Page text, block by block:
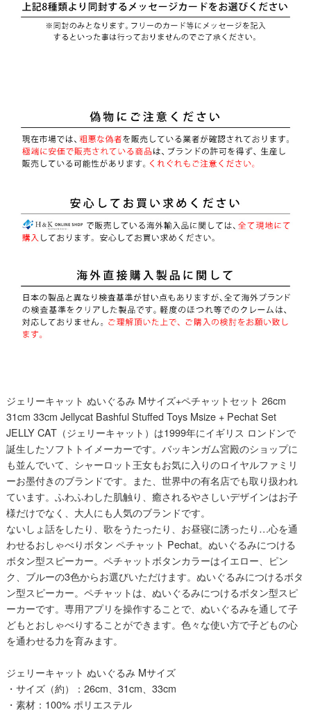
ジェリーキャット ぬいぐるみ Mサイズ+ペチャットセット 26cm
31cm 33cm Jellycat Bashful Stuffed Toys Msize + Pechat Set
JELLY CAT（ジェリーキャット）は1999年にイギリス ロンドンで
誕生したソフトトイメーカーです。バッキンガム宮殿のショップに
も並んでいて、シャーロット王女もお気に入りのロイヤルファミリ
ーお墨付きのブランドです。また、世界中の有名店でも取り扱われ
ています。ふわふわした肌触り、癒されるやさしいデザインはお子
様だけでなく、大人にも人気のブランドです。
ないしょ話をしたり、歌をうたったり、お昼寝に誘ったり…心を通
わせるおしゃべりボタン ペチャット Pechat。ぬいぐるみにつける
ボタン型スピーカー。ペチャットボタンカラーはイエロー、ピン
ク、ブルーの3色からお選びいただけます。ぬいぐるみにつけるボタ
ン型スピーカー。ペチャットは、ぬいぐるみにつけるボタン型スピ
ーカーです。専用アプリを操作することで、ぬいぐるみを通して子
どもとおしゃべりすることができます。色々な使い方で子どもの心
を通わせる力を育みます。
ジェリーキャット ぬいぐるみ Mサイズ
・サイズ（約）：26cm、31cm、33cm
・素材：100% ポリエステル